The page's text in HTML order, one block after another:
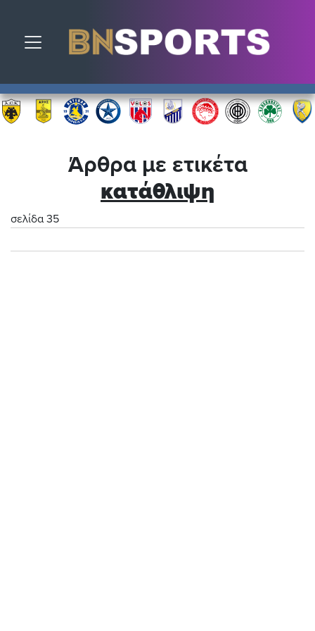
Toggle navigation
Άρθρα με ετικέτα
κατάθλιψη
σελίδα 35